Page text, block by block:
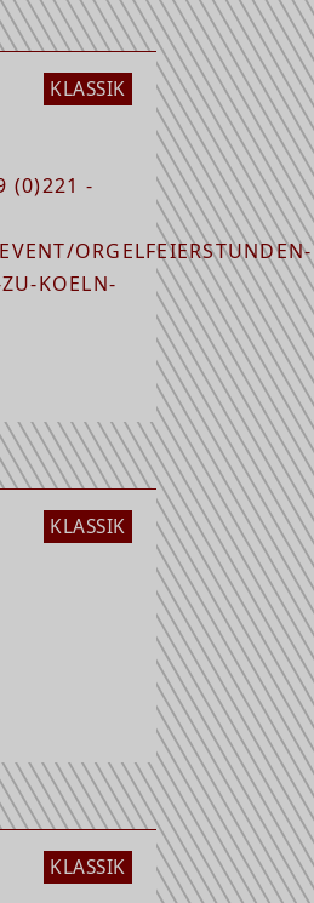
KLASSIK
(0)221 -
ORGELFEIERSTUNDEN-
KOELN-
KLASSIK
KLASSIK